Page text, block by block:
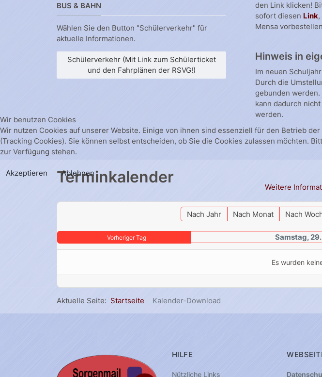
BUS & BAHN
Wählen Sie den Button "Schülerverkehr" für
aktuelle Informationen.
Schülerverkehr (Mit Link zum Schülerticket
und den Fahrplänen der RSVG!)
den Link klicken!
sofort diesen Link
Mensa
Hinweis in
Im neuen
Durch die
gebunden
kann dadurch
werden.
Terminkalender
Nach Jahr Nach Monat Nach
Vorheriger Tag Samstag,
Es wurden
Aktuelle Seite: Startseite Kalender-Download
HILFE
Nützliche Links
Wir benutzen Cookies
Wir nutzen Cookies auf unserer Website. Einige von ihnen sind essenziell für den Betrieb
(Tracking Cookies). Sie können selbst entscheiden, ob Sie die Cookies zulassen möchten.
zur Verfügung stehen.
Akzeptieren
Ablehnen
Weitere